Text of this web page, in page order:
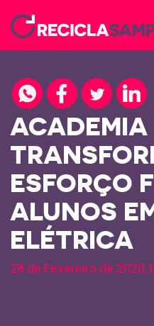
ACADEMIA
ESFORÇO
ALUNOS
ELÉTRICA
28 de Fevereiro de